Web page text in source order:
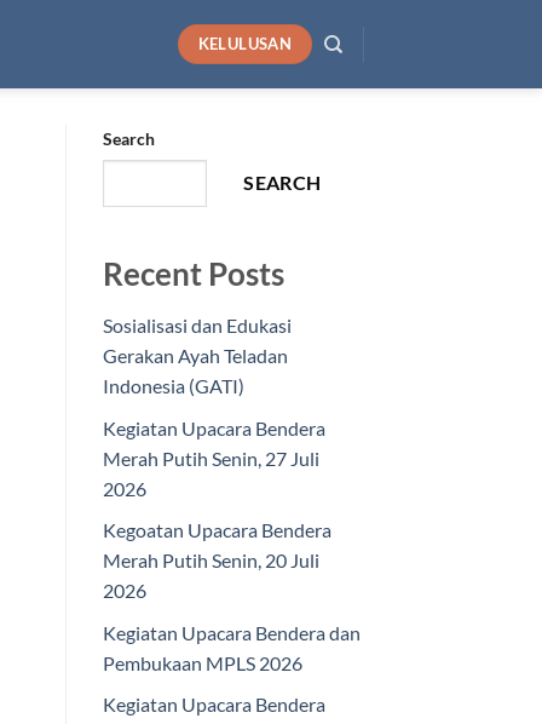
KELULUSAN
Search
SEARCH
Recent Posts
Sosialisasi dan Edukasi
Gerakan Ayah Teladan
Indonesia (GATI)
Kegiatan Upacara Bendera
Merah Putih Senin, 27 Juli
2026
Kegoatan Upacara Bendera
Merah Putih Senin, 20 Juli
2026
Kegiatan Upacara Bendera dan
Pembukaan MPLS 2026
Kegiatan Upacara Bendera